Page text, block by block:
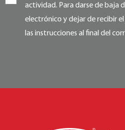
actividad. Para darse de baja
electrónico y dejar de recibir
las instrucciones al final del